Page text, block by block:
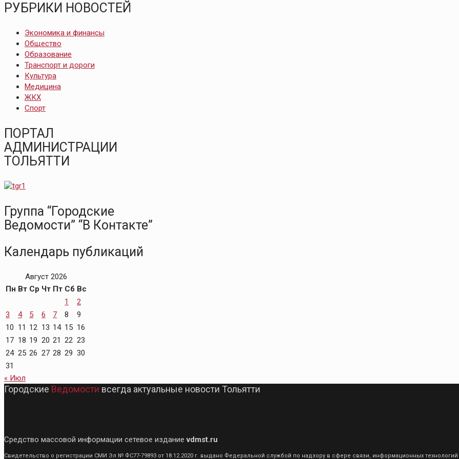
РУБРИКИ НОВОСТЕЙ
Экономика и финансы
Общество
Образование
Транспорт и дороги
Культура
Медицина
ЖКХ
Спорт
ПОРТАЛ
АДМИНИСТРАЦИИ
ТОЛЬЯТТИ
Группа “Городские
Ведомости” “В Контакте”
Календарь публикаций
Август 2026
Пн Вт Ср Чт Пт Сб Вс
1
2
3
4 5 6 7 8
9
10 11 12 13 14 15 16
17 18 19 20 21 22 23
24 25 26 27 28 29 30
31
« Июл
Городские Ведомости всегда актуальные новости Тольятти
Средство массовой информации сетевое изданиеvdmst.ru
Свидетельство о регистрации СМИ Эл № ФС77-79893 от 18.12.2020 г. выдано Федеральной службой по надзору в сфере связи, информационных